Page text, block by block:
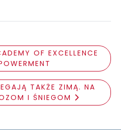
OF EXCELLENCE
TAKŻE ZIMĄ. NA
I ŚNIEGOM